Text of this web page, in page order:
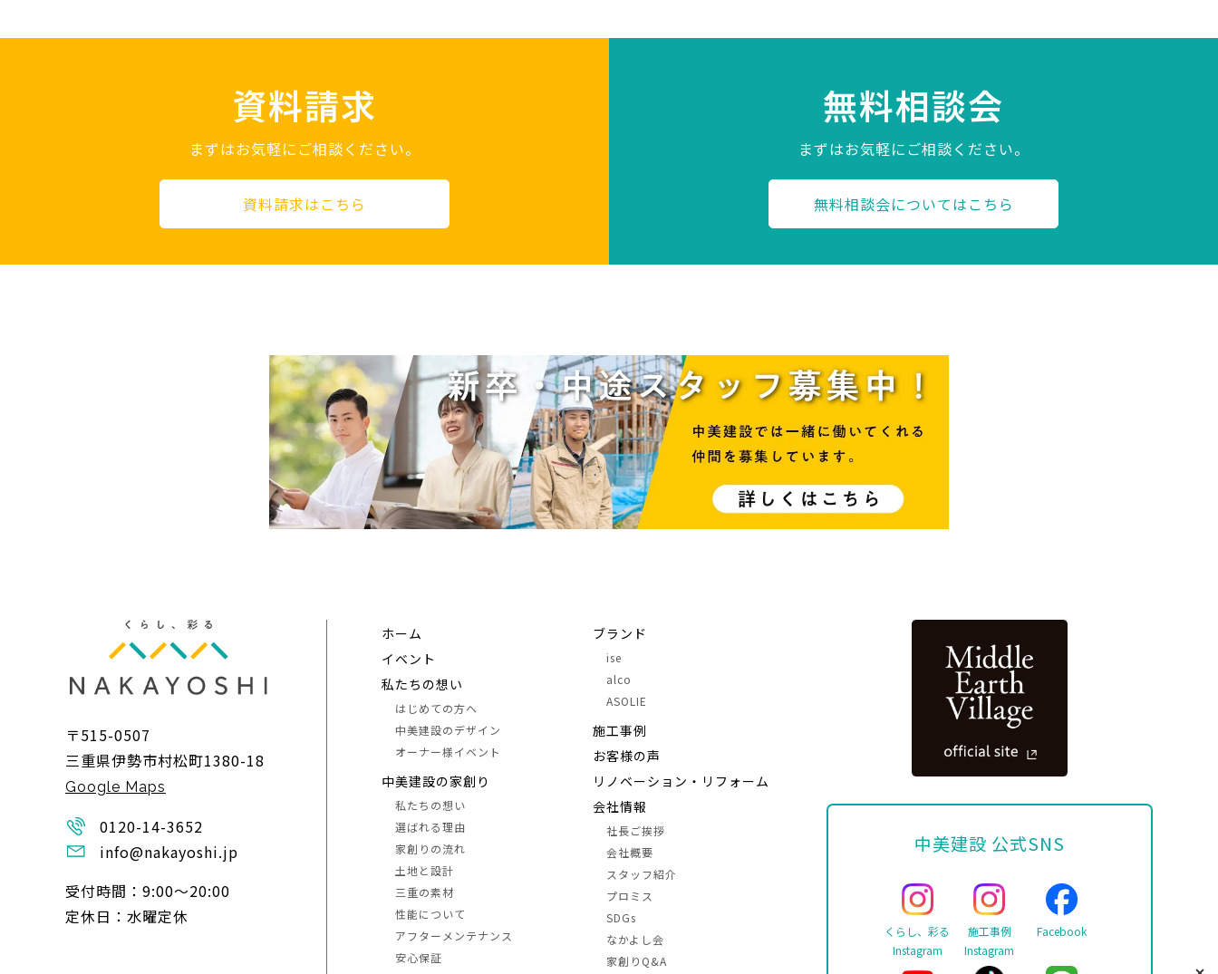
資料請求
まずはお気軽にご相談ください。
資料請求はこちら
無料相談会
まずはお気軽にご相談ください。
無料相談会についてはこちら
〒515-0507
三重県伊勢市村松町1380-18
Google Maps
0120-14-3652
info@nakayoshi.jp
受付時間：9:00〜20:00
定休日：水曜定休
ホーム
イベント
私たちの想い
はじめての方へ
中美建設のデザイン
オーナー様イベント
中美建設の家創り
私たちの想い
選ばれる理由
家創りの流れ
土地と設計
三重の素材
性能について
アフターメンテナンス
安心保証
ブランド
ise
alco
ASOLIE
施⼯事例
お客様の声
リノベーション・リフォーム
会社情報
社長ご挨拶
会社概要
スタッフ紹介
プロミス
SDGs
なかよし会
家創りQ&A
中美建設 公式SNS
くらし、彩る
Instagram
施工事例
Instagram
Facebook